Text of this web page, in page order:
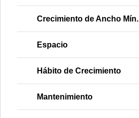
Crecimiento de Ancho Mín.
Espacio
Hábito de Crecimiento
Mantenimiento